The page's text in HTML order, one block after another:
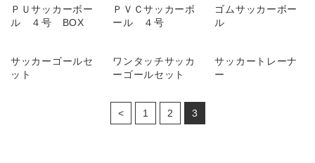
ＰＵサッカーボー
ル ４号 BOX
ＰＶＣサッカーボ
ール ４号
ゴムサッカーボー
ル
サッカーゴールセ
ット
ワンタッチサッカ
ーゴールセット
サッカートレーナ
ー
< 1 2 3